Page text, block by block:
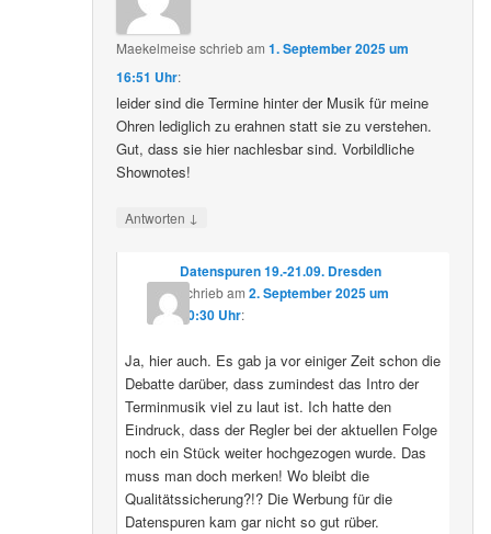
Maekelmeise schriebam1. September 2025 um
16:51 Uhr:
leider sind die Termine hinter der Musik für meine
Ohren lediglich zu erahnen statt sie zu verstehen.
Gut, dass sie hier nachlesbar sind. Vorbildliche
Shownotes!
Antworten ↓
Datenspuren 19.-21.09. Dresden
schriebam 2. September 2025 um
10:30 Uhr:
Ja, hier auch. Es gab ja vor einiger Zeit schon die
Debatte darüber, dass zumindest das Intro der
Terminmusik viel zu laut ist. Ich hatte den
Eindruck, dass der Regler bei der aktuellen Folge
noch ein Stück weiter hochgezogen wurde. Das
muss man doch merken! Wo bleibt die
Qualitätssicherung?!? Die Werbung für die
Datenspuren kam gar nicht so gut rüber.